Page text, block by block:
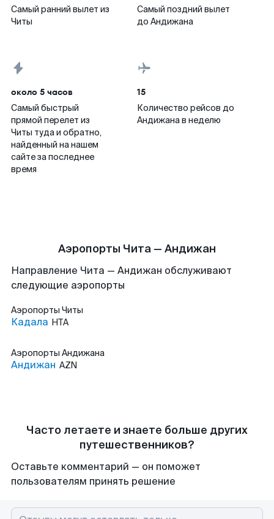
Самый ранний вылет из
Читы
Самый поздний вылет
до Андижана
около 5 часов
Самый быстрый
прямой перелет из
Читы туда и обратно,
найденный на нашем
сайте за последнее
время
15
Количество рейсов до
Андижана в неделю
Аэропорты Чита — Андижан
Направление Чита — Андижан обслуживают
следующие аэропорты
Аэропорты Читы
Кадала HTA
Аэропорты Андижана
Андижан AZN
Часто летаете и знаете больше других
путешественников?
Оставьте комментарий — он поможет
пользователям принять решение